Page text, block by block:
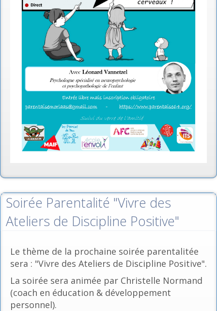
Soirée Parentalité "Vivre des
Ateliers de Discipline Positive"
Le thème de la prochaine soirée parentalitée
sera : "Vivre des Ateliers de Discipline Positive".
La soirée sera animée par Christelle Normand
(coach en éducation & développement
personnel).